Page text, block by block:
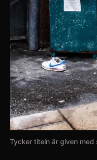
Tycker titeln är given med